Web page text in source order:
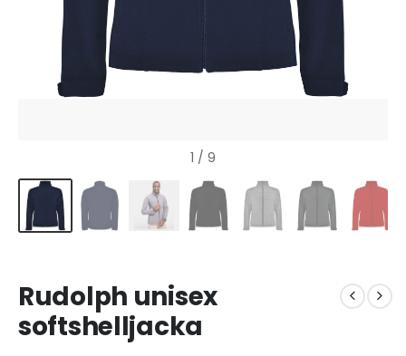
1 / 9
Rudolph unisex
softshelljacka